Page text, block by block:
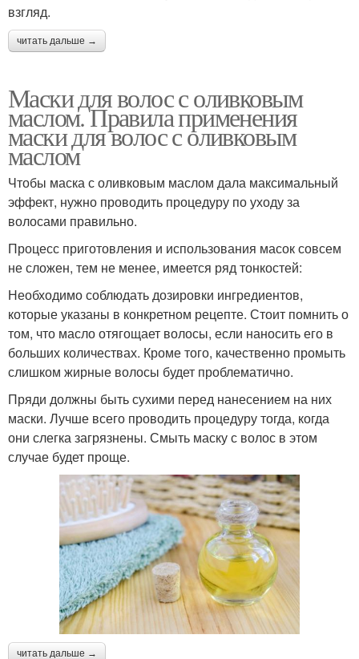
взгляд.
читать дальше →
Маски для волос с оливковым
маслом. Правила применения
маски для волос с оливковым
маслом
Чтобы маска с оливковым маслом дала максимальный
эффект, нужно проводить процедуру по уходу за
волосами правильно.
Процесс приготовления и использования масок совсем
не сложен, тем не менее, имеется ряд тонкостей:
Необходимо соблюдать дозировки ингредиентов,
которые указаны в конкретном рецепте. Стоит помнить о
том, что масло отягощает волосы, если наносить его в
больших количествах. Кроме того, качественно промыть
слишком жирные волосы будет проблематично.
Пряди должны быть сухими перед нанесением на них
маски. Лучше всего проводить процедуру тогда, когда
они слегка загрязнены. Смыть маску с волос в этом
случае будет проще.
читать дальше →